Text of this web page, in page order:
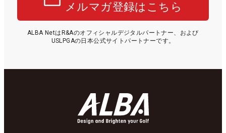
メルマガ登録はこちら
ALBA NetはR&Aのオフィシャルデジタルパートナー、および
USLPGAの日本公式サイトパートナーです。